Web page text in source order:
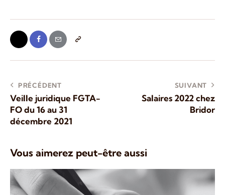
PRÉCÉDENT
Veille juridique FGTA-
FO du 16 au 31
décembre 2021
SUIVANT
Salaires 2022 chez
Bridor
Vous aimerez peut-être aussi